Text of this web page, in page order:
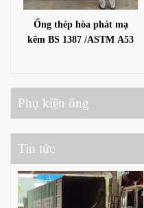
Ống thép hòa phát mạ
kẽm BS 1387 /ASTM A53
Phụ kiện ống
Tin tức